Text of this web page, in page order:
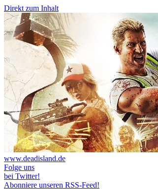
Direkt zum Inhalt
www.deadisland.de
Folge uns
bei Twitter!
Abonniere unseren RSS-Feed!